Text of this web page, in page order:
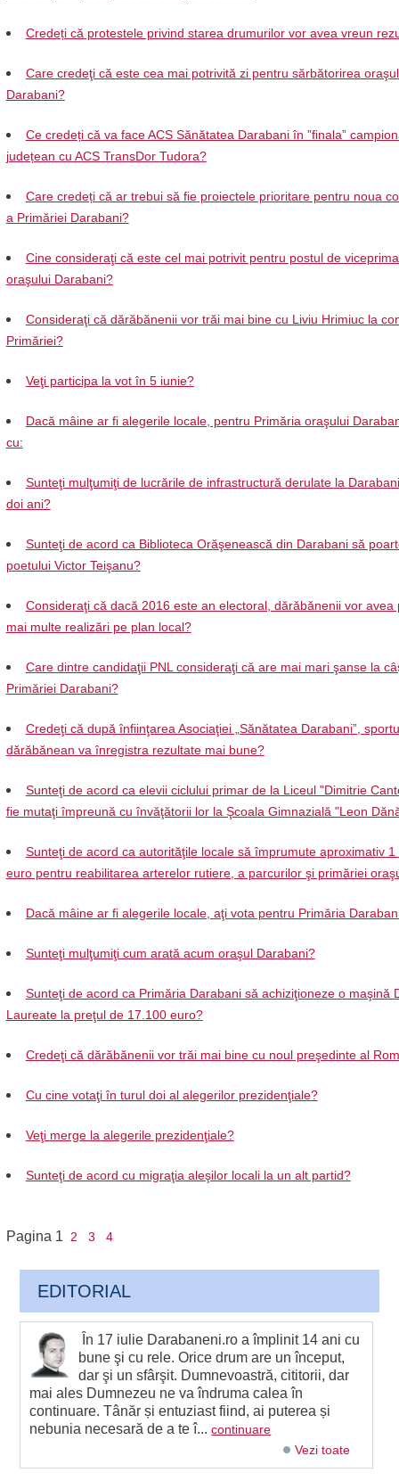
Credeți că protestele privind starea drumurilor vor avea vreun
Care credeţi că este cea mai potrivită zi pentru sărbătorirea
Darabani?
Ce credeți că va face ACS Sănătatea Darabani în ”finala”
județean cu ACS TransDor Tudora?
Care credeți că ar trebui să fie proiectele prioritare pentru noua
a Primăriei Darabani?
Cine consideraţi că este cel mai potrivit pentru postul de
oraşului Darabani?
Consideraţi că dărăbănenii vor trăi mai bine cu Liviu Hrimiuc la
Primăriei?
Veţi participa la vot în 5 iunie?
Dacă mâine ar fi alegerile locale, pentru Primăria oraşului
cu:
Sunteţi mulţumiţi de lucrările de infrastructură derulate la
doi ani?
Sunteţi de acord ca Biblioteca Orăşenească din Darabani să
poetului Victor Teişanu?
Consideraţi că dacă 2016 este an electoral, dărăbănenii vor avea
mai multe realizări pe plan local?
Care dintre candidaţii PNL consideraţi că are mai mari şanse la
Primăriei Darabani?
Credeţi că după înfiinţarea Asociaţiei „Sănătatea Darabani”,
dărăbănean va înregistra rezultate mai bune?
Sunteţi de acord ca elevii ciclului primar de la Liceul "Dimitrie
fie mutaţi împreună cu învăţătorii lor la Şcoala Gimnazială "Leon
Sunteţi de acord ca autorităţile locale să împrumute aproximativ 1
euro pentru reabilitarea arterelor rutiere, a parcurilor şi primăriei
Dacă mâine ar fi alegerile locale, aţi vota pentru Primăria
Sunteţi mulţumiţi cum arată acum oraşul Darabani?
Sunteţi de acord ca Primăria Darabani să achiziţioneze o maşină
Laureate la preţul de 17.100 euro?
Credeţi că dărăbănenii vor trăi mai bine cu noul preşedinte al
Cu cine votaţi în turul doi al alegerilor prezidenţiale?
Veţi merge la alegerile prezidenţiale?
Sunteţi de acord cu migraţia aleşilor locali la un alt partid?
Pagina 1 2 3 4
EDITORIAL
În 17 iulie Darabaneni.ro a împlinit 14 ani cu
bune şi cu rele. Orice drum are un început,
dar şi un sfârşit. Dumnevoastră, cititorii, dar
mai ales Dumnezeu ne va îndruma calea în
continuare. Tânăr și entuziast fiind, ai puterea și
nebunia necesară de a te î...continuare
Vezi toate